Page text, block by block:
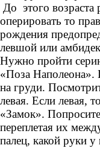
До этого возраста
оперировать то
рождения
левшой или
Нужно пройти
«Поза Наполеона».
на груди.
левая. Если левая,
«Замок».
переплетая их
палец, какой руки у